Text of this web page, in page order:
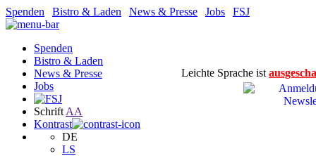
Spenden Bistro & Laden News & Presse Jobs FSJ
Spenden
Bistro & Laden
News & Presse
Jobs
Schrift AA
Kontrast
DE
LS
Leichte Sprache ist